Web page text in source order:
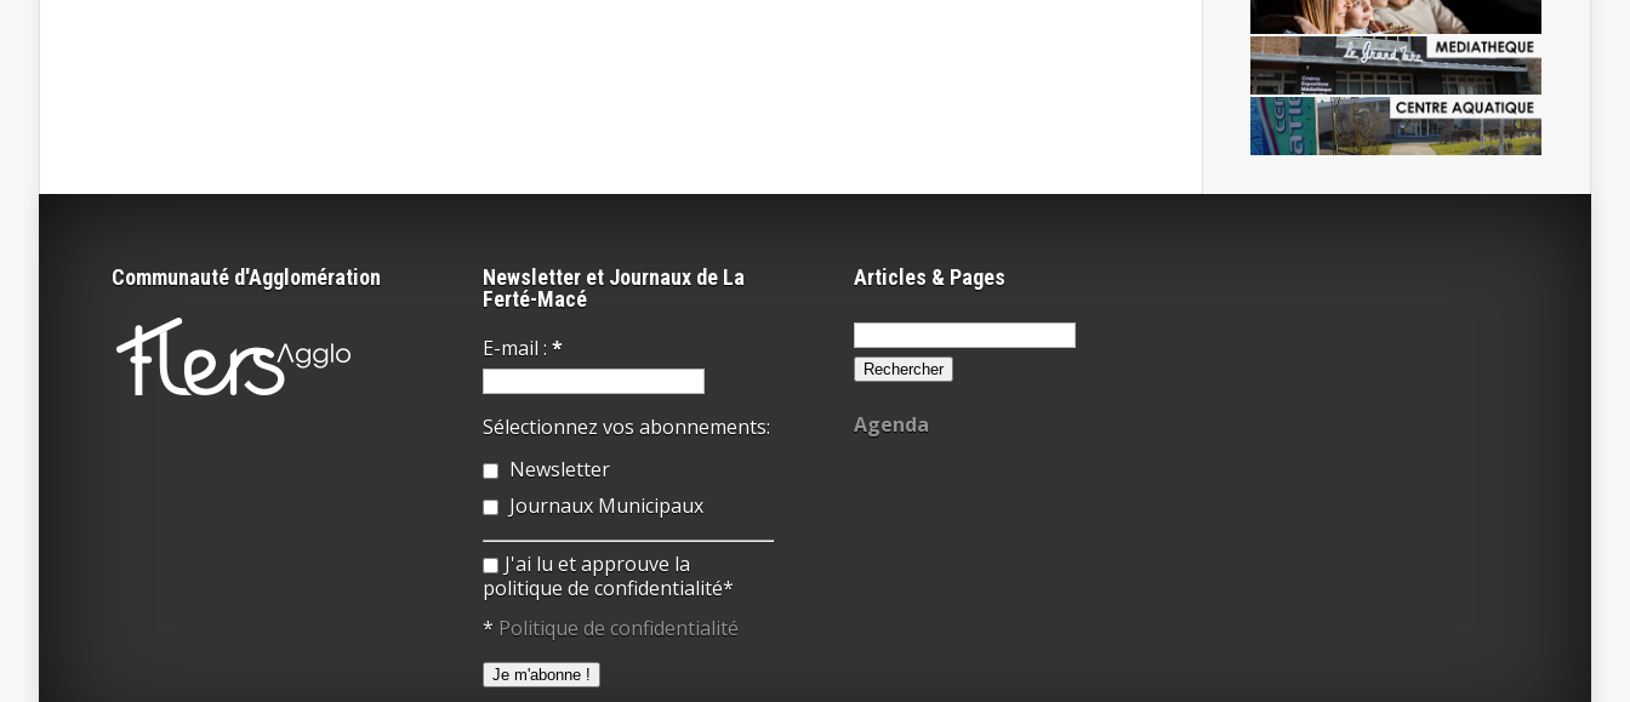
Communauté d'Agglomération
Newsletter et Journaux de La
Ferté-Macé
E-mail : *
Sélectionnez vos abonnements:
Newsletter
Journaux Municipaux
J'ai lu et approuve la
politique de confidentialité*
* Politique de confidentialité
Articles & Pages
Rechercher :
Agenda